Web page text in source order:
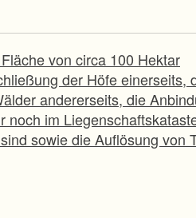
von circa 100 Hektar
der Höfe einerseits,
andererseits, die
noch im
sowie die Auflösung von